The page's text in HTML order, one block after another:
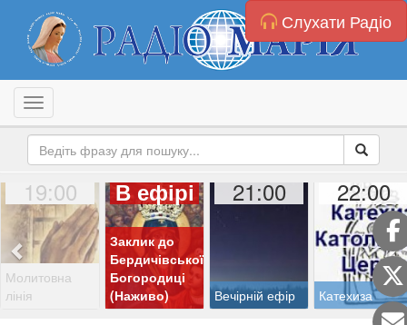
Слухати Радіо
Toggle navigation
19:00
Молитовна
лінія
В ефірі
Заклик до
Бердичівської
Богородиці
(Наживо)
21:00
Вечірній ефір
22:00
Катехиза